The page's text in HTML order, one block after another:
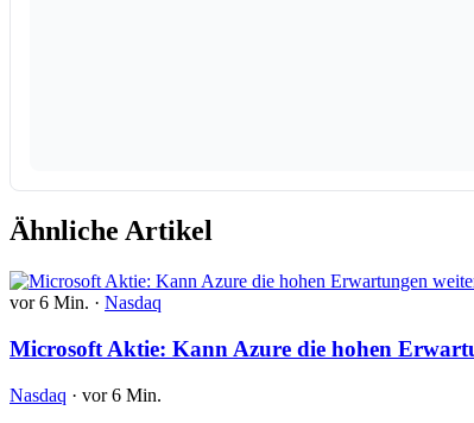
Ähnliche Artikel
vor 6 Min. · Nasdaq
Microsoft Aktie: Kann Azure die hohen
Nasdaq · vor 6 Min.